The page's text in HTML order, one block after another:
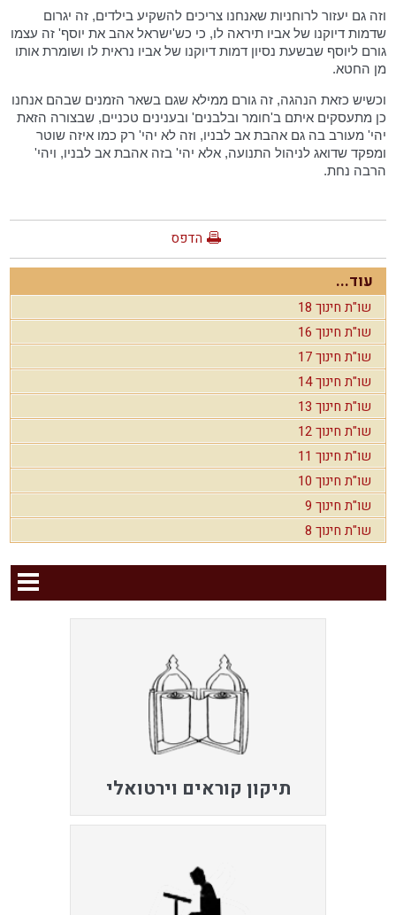
וזה גם יעזור לרוחניות שאנחנו צריכים להשקיע בילדים, זה יגרום
שדמות דיוקנו של אביו תיראה לו, כי כש'ישראל אהב את יוסף' זה עצמו
גורם ליוסף שבשעת נסיון דמות דיוקנו של אביו נראית לו ושומרת אותו
מן החטא.
וכשיש כזאת הנהגה, זה גורם ממילא שגם בשאר הזמנים שבהם אנחנו
כן מתעסקים איתם ב'חומר ובלבנים' ובענינים טכניים, שבצורה הזאת
יהי' מעורב בה גם אהבת אב לבניו, וזה לא יהי' רק כמו איזה שוטר
ומפקד שדואג לניהול התנועה, אלא יהי' בזה אהבת אב לבניו, ויהי'
הרבה נחת.
הדפס
עוד...
שו"ת חינוך 18
שו"ת חינוך 16
שו"ת חינוך 17
שו"ת חינוך 14
שו"ת חינוך 13
שו"ת חינוך 12
שו"ת חינוך 11
שו"ת חינוך 10
שו"ת חינוך 9
שו"ת חינוך 8
תיקון קוראים וירטואלי